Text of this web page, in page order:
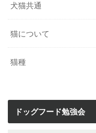
犬猫共通
猫について
猫種
ドッグフード勉強会